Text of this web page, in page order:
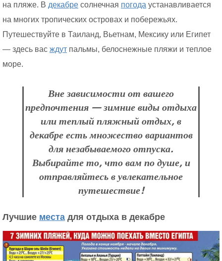
на пляже. В декабре солнечная погода устанавливается
на многих тропических островах и побережьях.
Путешествуйте в Таиланд, Вьетнам, Мексику или Египет
— здесь вас ждут пальмы, белоснежные пляжи и теплое
море.
Вне зависимости от вашего
предпочтения — зимние виды отдыха
или теплый пляжный отдых, в
декабре есть множество вариантов
для незабываемого отпуска.
Выбирайте то, что вам по душе, и
отправляйтесь в увлекательное
путешествие!
Лучшие места для отдыха в декабре